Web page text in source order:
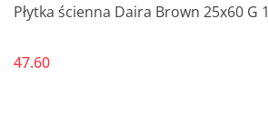
Płytka ścienna Daira Brown 25x60 G 1
47.60